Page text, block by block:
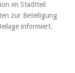
im Stadtteil
zur Beteiligung
informiert.